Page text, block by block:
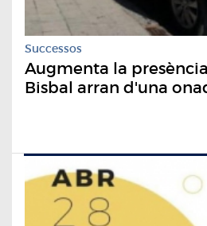
Successos
Augmenta la
Bisbal arran d'una